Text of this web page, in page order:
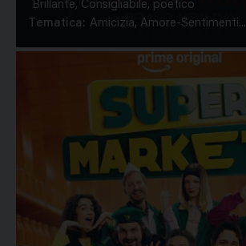
Brillante, Consigliabile, poetico
Tematica: Amicizia, Amore-Sentimenti...